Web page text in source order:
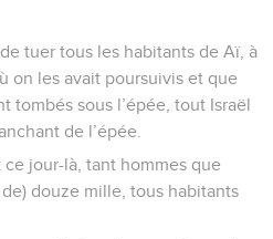
tuer tous les habitants de Aï, à
on les avait poursuivis et que
tombés sous l’épée, tout Israël
de l’épée.
jour-là, tant hommes que
douze mille, tous habitants